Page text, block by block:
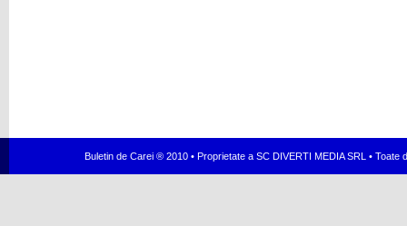
Buletin de Carei ® 2010 • Proprietate a SC DIVERTI MEDIA SRL •